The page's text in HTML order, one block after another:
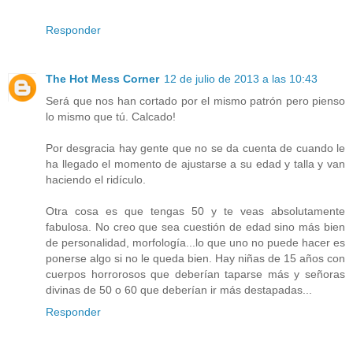
Responder
The Hot Mess Corner 12 de julio de 2013 a las 10:43
Será que nos han cortado por el mismo patrón pero pienso
lo mismo que tú. Calcado!
Por desgracia hay gente que no se da cuenta de cuando le
ha llegado el momento de ajustarse a su edad y talla y van
haciendo el ridículo.
Otra cosa es que tengas 50 y te veas absolutamente
fabulosa. No creo que sea cuestión de edad sino más bien
de personalidad, morfología...lo que uno no puede hacer es
ponerse algo si no le queda bien. Hay niñas de 15 años con
cuerpos horrorosos que deberían taparse más y señoras
divinas de 50 o 60 que deberían ir más destapadas...
Responder